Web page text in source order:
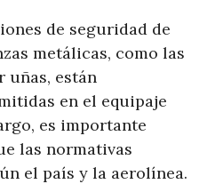
de seguridad de
metálicas, como las
uñas, están
en el equipaje
es importante
las normativas
el país y la aerolínea.